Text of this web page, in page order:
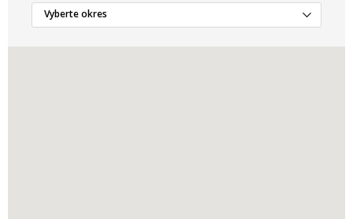
Vyberte okres